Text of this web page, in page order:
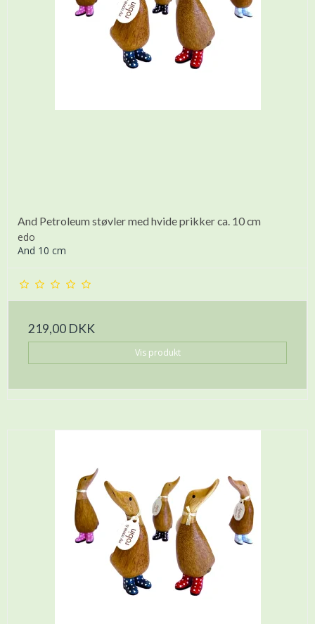
And Petroleum støvler med hvide prikker ca. 10 cm
edo
And 10 cm
219,00 DKK
Vis produkt